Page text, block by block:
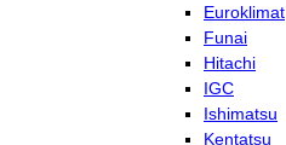
Euroklimat
Funai
Hitachi
IGC
Ishimatsu
Kentatsu